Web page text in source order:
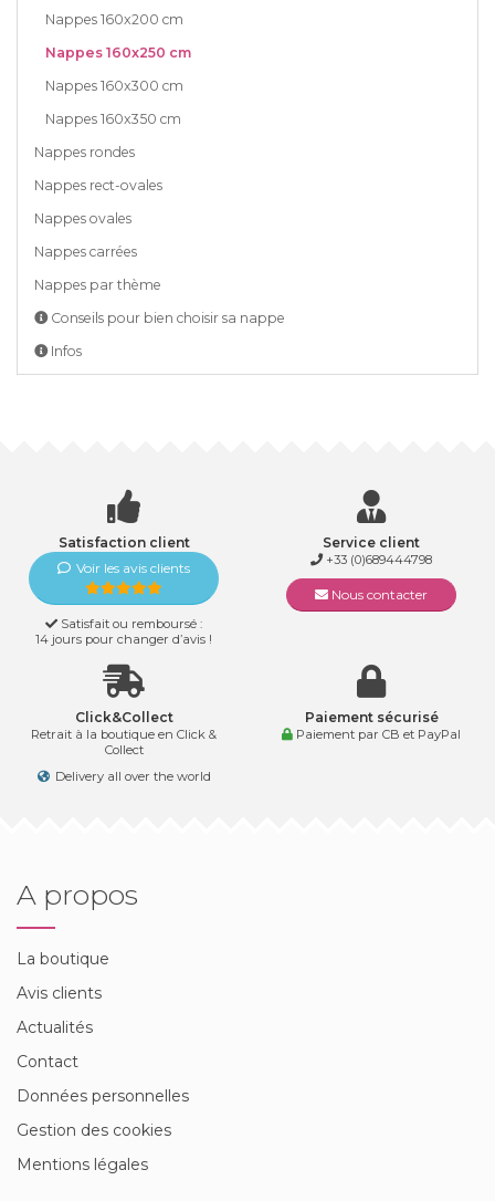
Nappes 160x200 cm
Nappes 160x250 cm
Nappes 160x300 cm
Nappes 160x350 cm
Nappes rondes
Nappes rect-ovales
Nappes ovales
Nappes carrées
Nappes par thème
Conseils pour bien choisir sa nappe
Infos
Satisfaction client
Voir les avis clients
Satisfait ou remboursé :
14 jours pour changer d’avis !
Service client
+33 (0)689444798
Nous contacter
Click&Collect
Retrait à la boutique en Click &
Collect
Delivery all over the world
Paiement sécurisé
Paiement par CB et PayPal
A propos
La boutique
Avis clients
Actualités
Contact
Données personnelles
Gestion des cookies
Mentions légales